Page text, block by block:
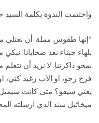
واختتمت الندوة بكلمة
"إنها طقوس مملة. أن نعتلي
بلهاء جبناء نعد ضحايانا.
نمحو ذاكرتنا. لا نريد أن
فرج رحو، او الأب رغيد
يعني سيفو؟ متى كانت
ميخائيل سند الذي ارسلته